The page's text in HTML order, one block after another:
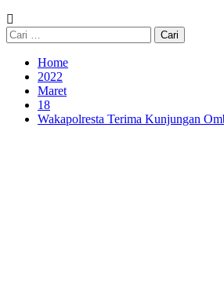
Cari
untuk:
Home
2022
Maret
18
Wakapolresta Terima Kunjungan